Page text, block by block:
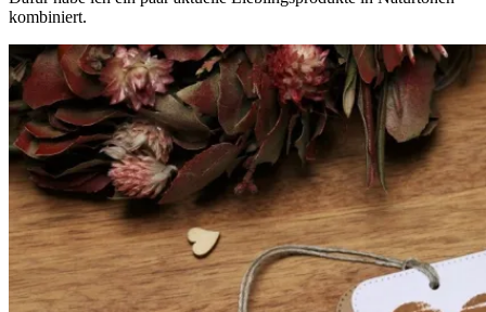
kombiniert.